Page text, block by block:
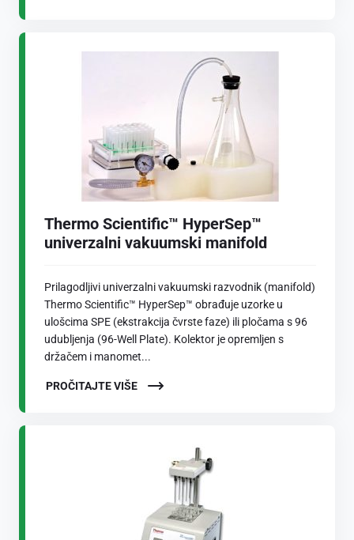
Thermo Scientific™ HyperSep™
univerzalni vakuumski manifold
Prilagodljivi univerzalni vakuumski razvodnik (manifold)
Thermo Scientific™ HyperSep™ obrađuje uzorke u
ulošcima SPE (ekstrakcija čvrste faze) ili pločama s 96
udubljenja (96-Well Plate). Kolektor je opremljen s
držačem i manomet...
PROČITAJTE VIŠE